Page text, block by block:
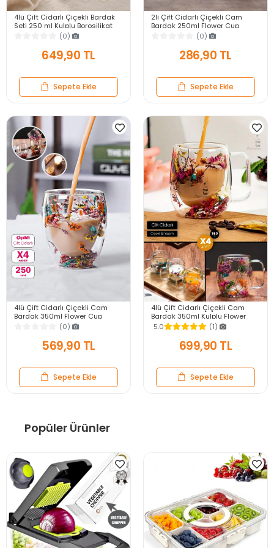
4lü Çift Cidarlı Çiçekli Bardak
Seti 250 ml Kulplu Borosilikat
Cam Kahve Çay Sunum
(0)
649,90 TL
Sepete Ekle
2li Çift Cidarlı Çiçekli Cam
Bardak 250ml Flower Cup
Meşrubat El Yapımı Kahve
Sunum Bardağı Seti
(0)
286,90 TL
Sepete Ekle
4lü Çift Cidarlı Çiçekli Cam
Bardak 350ml Flower Cup
Meşrubat El Yapımı Kahve
Sunum Bardağı Seti
(0)
569,90 TL
Sepete Ekle
4lü Çift Cidarlı Çiçekli Cam
Bardak 350ml Kulplu Flower
Cup Meşrubat El Yapımı Kahve
Sunum Bardağı
5.0 (1)
699,90 TL
Sepete Ekle
Popüler Ürünler